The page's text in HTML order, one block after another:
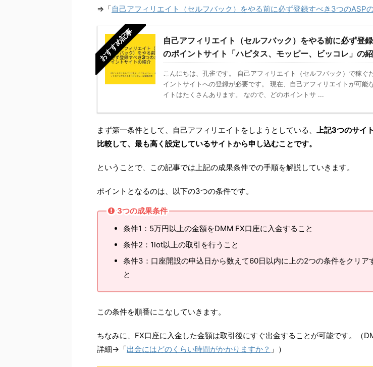
⇒「自己アフィリエイト（セルフバック）をやる前に必ず登録すべき3つのASP
おすすめ記事
自己アフィリエイト（セルフバック）をやる前に必ず登
のポイントサイト「ハピタス、モッピー、ビッコレ」の
こんにちは、孔雀です。 自己アフィリエイト（セルフバック）で稼ぐ
イントサイトへの登録が必要です。 現在、自己アフィリエイトが可能
イトはたくさんあります。 なので、どのポイントサ ...
まず第一条件として、自己アフィリエイトをしようとしている、
上記3つのサイ
比較して、最も高く設定しているサイトから申し込むことです。
ということで、この記事では上記の成果条件での手順を解説していきます。
ポイントとなるのは、以下の3つの条件です。
3つの成果条件
条件1：5万円以上の金額をDMM FX口座に入金すること
条件2：1lot以上の取引を行うこと
条件3：口座開設の申込日から数えて60日以内に上の2つの条件をクリア
と
この条件を順番にこなしていきます。
ちなみに、FX口座に入金した金額は取引後にすぐ出金することが可能です。（
詳細→「出金にはどのくらい時間がかかりますか？ 」）